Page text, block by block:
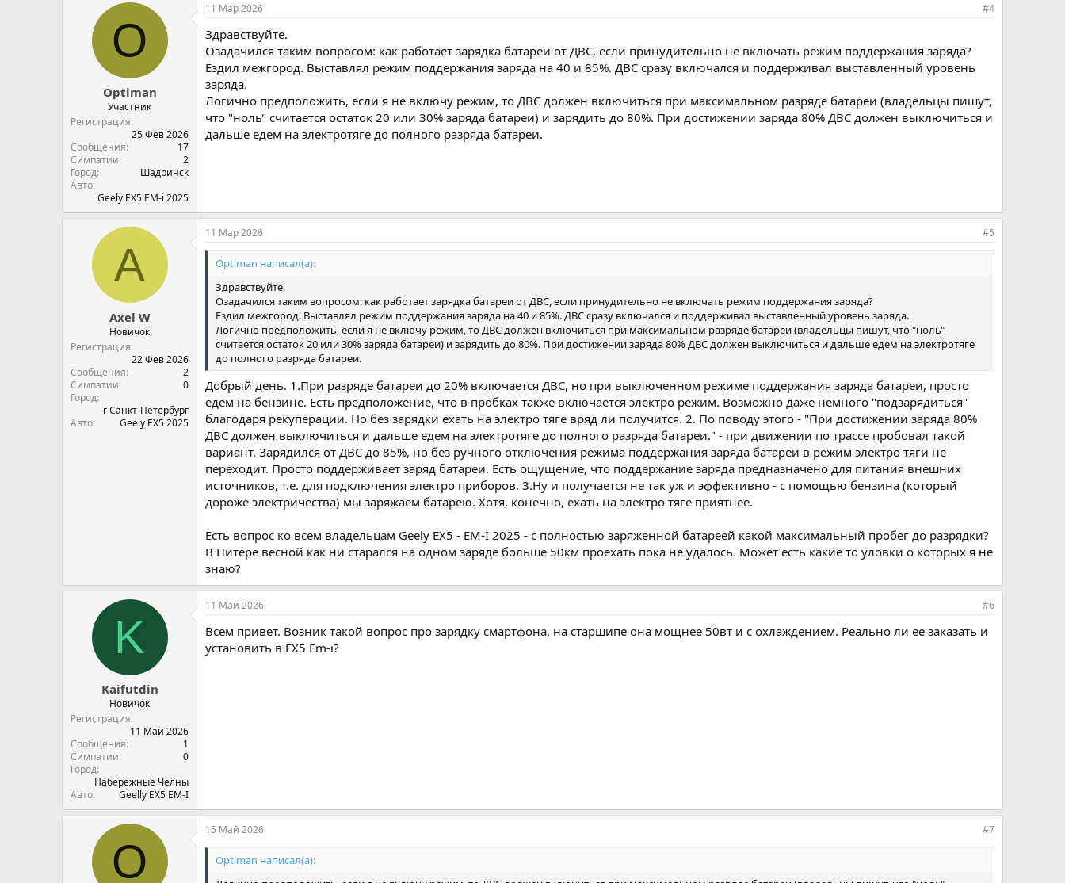
O
Optiman
Участник
Регистрация
25 Фев 2026
Сообщения
17
Симпатии
2
Город
Шадринск
Авто
Geely EX5 EM-i 2025
11 Мар 2026 #4
Здравствуйте.
Озадачился таким вопросом: как работает зарядка батареи от ДВС, если принудительно не включать режим поддержания заряда?
Ездил межгород. Выставлял режим поддержания заряда на 40 и 85%. ДВС сразу включался и поддерживал выставленный уровень
заряда.
Логично предположить, если я не включу режим, то ДВС должен включиться при максимальном разряде батареи (владельцы пишут,
что "ноль" считается остаток 20 или 30% заряда батареи) и зарядить до 80%. При достижении заряда 80% ДВС должен выключиться и
дальше едем на электротяге до полного разряда батареи.
A
Axel W
Новичок
Регистрация
22 Фев 2026
Сообщения
2
Симпатии
0
Город
г Санкт-Петербург
Авто
Geely EX5 2025
11 Мар 2026 #5
Optiman написал(а):
Здравствуйте.
Озадачился таким вопросом: как работает зарядка батареи от ДВС, если принудительно не включать режим поддержания заряда?
Ездил межгород. Выставлял режим поддержания заряда на 40 и 85%. ДВС сразу включался и поддерживал выставленный уровень заряда.
Логично предположить, если я не включу режим, то ДВС должен включиться при максимальном разряде батареи (владельцы пишут, что "ноль"
считается остаток 20 или 30% заряда батареи) и зарядить до 80%. При достижении заряда 80% ДВС должен выключиться и дальше едем на электротяге
до полного разряда батареи.
Добрый день. 1.При разряде батареи до 20% включается ДВС, но при выключенном режиме поддержания заряда батареи, просто
едем на бензине. Есть предположение, что в пробках также включается электро режим. Возможно даже немного "подзарядиться"
благодаря рекуперации. Но без зарядки ехать на электро тяге вряд ли получится. 2. По поводу этого - "При достижении заряда 80%
ДВС должен выключиться и дальше едем на электротяге до полного разряда батареи." - при движении по трассе пробовал такой
вариант. Зарядился от ДВС до 85%, но без ручного отключения режима поддержания заряда батареи в режим электро тяги не
переходит. Просто поддерживает заряд батареи. Есть ощущение, что поддержание заряда предназначено для питания внешних
источников, т.е. для подключения электро приборов. 3.Ну и получается не так уж и эффективно - с помощью бензина (который
дороже электричества) мы заряжаем батарею. Хотя, конечно, ехать на электро тяге приятнее.
Есть вопрос ко всем владельцам Geely EX5 - EM-I 2025 - с полностью заряженной батареей какой максимальный пробег до разрядки?
В Питере весной как ни старался на одном заряде больше 50км проехать пока не удалось. Может есть какие то уловки о которых я не
знаю?
K
Kaifutdin
Новичок
Регистрация
11 Май 2026
Сообщения
1
Симпатии
0
Город
Набережные Челны
Авто
Geelly EX5 EM-I
11 Май 2026 #6
Всем привет. Возник такой вопрос про зарядку смартфона, на старшипе она мощнее 50вт и с охлаждением. Реально ли ее заказать и
установить в EX5 Em-i?
O
15 Май 2026 #7
Optiman написал(а):